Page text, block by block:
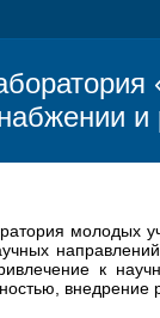
к
внедрение